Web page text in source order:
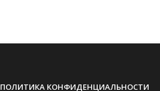
ПОЛИТИКА КОНФИДЕНЦИАЛЬНОСТИ